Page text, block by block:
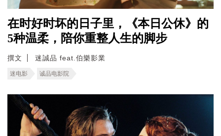
在时好时坏的日子里，《本日公休》的
5种温柔，陪你重整人生的脚步
撰文 迷誠品 feat.伯樂影業
迷电影 诚品电影院